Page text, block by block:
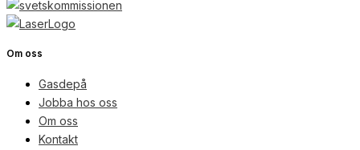
Om oss
Gasdepå
Jobba hos oss
Om oss
Kontakt